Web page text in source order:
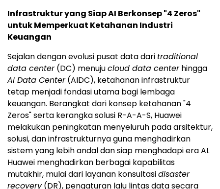
Infrastruktur yang Siap AI Berkonsep "4 Zeros"
untuk Memperkuat Ketahanan Industri
Keuangan
Sejalan dengan evolusi pusat data dari traditional
data center(DC) menujucloud data centerhingga
AI Data Center(AIDC), ketahanan infrastruktur
tetap menjadi fondasi utama bagi lembaga
keuangan. Berangkat dari konsep ketahanan "4
Zeros" serta kerangka solusi R-A-A-S, Huawei
melakukan peningkatan menyeluruh pada arsitektur,
solusi, dan infrastrukturnya guna menghadirkan
sistem yang lebih andal dan siap menghadapi era AI.
Huawei menghadirkan berbagai kapabilitas
mutakhir, mulai dari layanan konsultasidisaster
recovery(DR), pengaturan lalu lintas data secara